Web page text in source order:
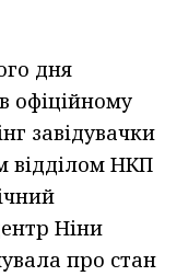
дня
офіційному
завідувачки
відділом НКП
Ніни
про стан